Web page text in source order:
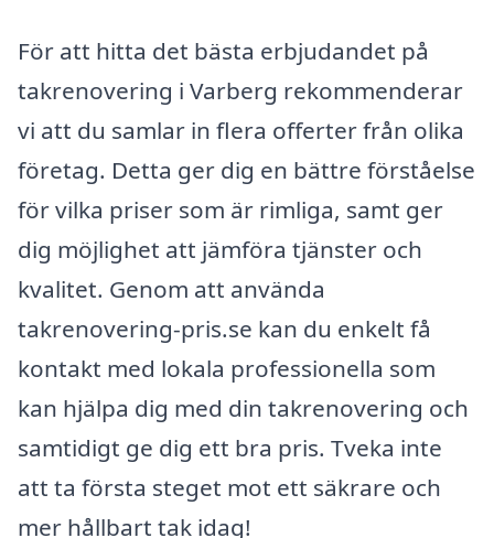
För att hitta det bästa erbjudandet på
takrenovering i Varberg rekommenderar
vi att du samlar in flera offerter från olika
företag. Detta ger dig en bättre förståelse
för vilka priser som är rimliga, samt ger
dig möjlighet att jämföra tjänster och
kvalitet. Genom att använda
takrenovering-pris.se kan du enkelt få
kontakt med lokala professionella som
kan hjälpa dig med din takrenovering och
samtidigt ge dig ett bra pris. Tveka inte
att ta första steget mot ett säkrare och
mer hållbart tak idag!